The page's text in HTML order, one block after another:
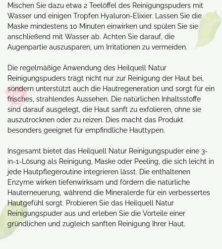
Mischen Sie dazu etwa 2 Teelöffel des Reinigungspuders mit
Wasser und einigen Tropfen Hyaluron-Elixier. Lassen Sie die
Maske mindestens 10 Minuten einwirken und spülen Sie sie
anschließend mit Wasser ab. Achten Sie darauf, die
Augenpartie auszusparen, um Irritationen zu vermeiden.
Die regelmäßige Anwendung des Heilquell Natur
Reinigungspuders trägt nicht nur zur Reinigung der Haut bei,
sondern unterstützt auch die Hautregeneration und sorgt für ein
frisches, strahlendes Aussehen. Die natürlichen Inhaltsstoffe
sind darauf ausgelegt, die Haut sanft zu exfolieren, ohne sie
auszutrocknen oder zu reizen. Dies macht das Produkt
besonders geeignet für empfindliche Hauttypen.
Insgesamt bietet das Heilquell Natur Reinigungspuder eine 3-
in-1-Lösung als Reinigung, Maske oder Peeling, die sich leicht in
jede Hautpflegeroutine integrieren lässt. Die enthaltenen
Enzyme wirken tiefenwirksam und fördern die natürliche
Hauterneuerung, während die Mineralerde für ein verbessertes
Hautgefühl sorgt. Probieren Sie das Heilquell Natur
Reinigungspuder aus und erleben Sie die Vorteile einer
gründlichen und zugleich sanften Reinigung Ihrer Haut.